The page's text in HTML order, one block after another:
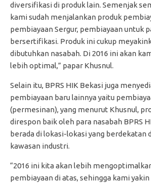
diversifikasi di produk lain. Semenjak
kami sudah menjalankan produk
pembiayaan Sergur, pembiayaan untuk
bersertifikasi. Produk ini cukup
dibutuhkan nasabah. Di 2016 ini akan
lebih optimal,” papar Khusnul.
Selain itu, BPRS HIK Bekasi juga
pembiayaan baru lainnya yaitu
(permesinan), yang menurut Khusnul,
direspon baik oleh para nasabah BPRS
berada di lokasi-lokasi yang berdekatan
kawasan industri.
“2016 ini kita akan lebih
pembiayaan di atas, sehingga kami